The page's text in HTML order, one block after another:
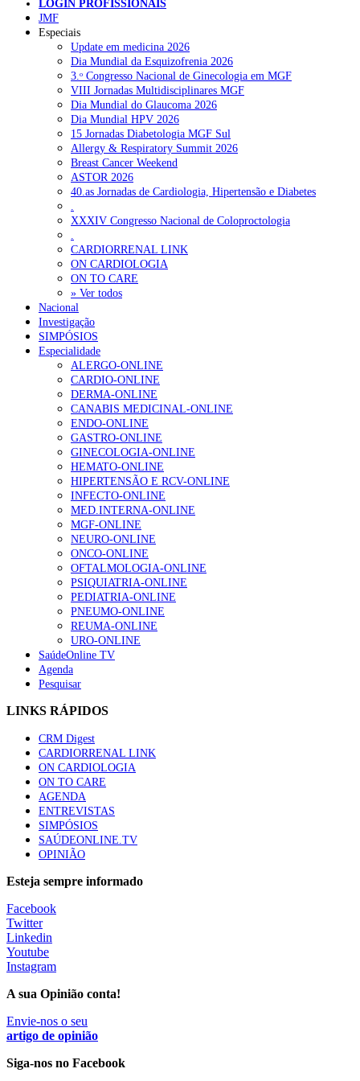
NOTÍCIAS RECENTES
Quase 11.900 jovens recorreram aos cheques psicólogo e
nutricionista no primeiro mês 7 de Agosto, 2026
ULS de Coimbra estreia cirurgia endoscópica do ouvido com
apoio robótico em Portugal 7 de Agosto, 2026
Enfermeiros exigem esclarecimentos sobre eventual gestão
privada da ULS do Algarve 7 de Agosto, 2026
Ordem dos Médicos alerta para riscos no novo sistema de acesso
a consultas e cirurgias 7 de Agosto, 2026
Portugal está a formar os médicos de que precisa?
2026
NOTÍCIAS MAIS LIDAS
Enfermagem Forense. “Da urgência ao tribunal, cada
gesto conta e cada profissional faz a diferença”
203 visualizações
1.º Episódio do Podcast “Frequência Cardio – Sintoniza-
te na Insuficiência Cardíaca” da Bayer
169 visualizações
Alguns milhares de utentes podem ficar sem médico de
família com nova regras do registo, alerta associação
132 visualizações
“Os programas de rastreio do cancro do pulmão são
custo-efetivos e representam um investimento
sustentável para os sistemas de saúde”
93 visualizações
apresentavam níveis elevados de Lp(a), revela estudo
Trodelvy aprovado para primeira linha no cancro da
mama triplo negativo metastático em doentes não
elegíveis para inibidores PD-(L)1
61 visualizações
Quase 11.900 jovens recorreram aos cheques psicólogo e
nutricionista no primeiro mês
7 Ago, 2026
apoio robótico em Portugal
LOGIN PROFISSIONAIS
JMF
Especiais
Update em medicina 2026
Dia Mundial da Esquizofrenia 2026
3.ᵒ Congresso Nacional de Ginecologia em MGF
VIII Jornadas Multidisciplinares MGF
Dia Mundial do Glaucoma 2026
Dia Mundial HPV 2026
15 Jornadas Diabetologia MGF Sul
Allergy & Respiratory Summit 2026
Breast Cancer Weekend
ASTOR 2026
40.as Jornadas de Cardiologia, Hipertensão e Diabetes
.
XXXIV Congresso Nacional de Coloproctologia
.
CARDIORRENAL LINK
ON CARDIOLOGIA
ON TO CARE
» Ver todos
Nacional
Investigação
SIMPÓSIOS
Especialidade
ALERGO-ONLINE
CARDIO-ONLINE
DERMA-ONLINE
CANABIS MEDICINAL-ONLINE
ENDO-ONLINE
GASTRO-ONLINE
GINECOLOGIA-ONLINE
HEMATO-ONLINE
HIPERTENSÃO E RCV-ONLINE
INFECTO-ONLINE
MED.INTERNA-ONLINE
MGF-ONLINE
NEURO-ONLINE
ONCO-ONLINE
OFTALMOLOGIA-ONLINE
PSIQUIATRIA-ONLINE
PEDIATRIA-ONLINE
PNEUMO-ONLINE
REUMA-ONLINE
URO-ONLINE
SaúdeOnline TV
Agenda
Pesquisar
LINKS RÁPIDOS
CRM Digest
CARDIORRENAL LINK
ON CARDIOLOGIA
ON TO CARE
AGENDA
ENTREVISTAS
SIMPÓSIOS
SAÚDEONLINE.TV
OPINIÃO
Esteja sempre informado
Facebook
Twitter
Linkedin
Youtube
Instagram
A sua Opinião conta!
Envie-nos o seu
artigo de opinião
Siga-nos no Facebook